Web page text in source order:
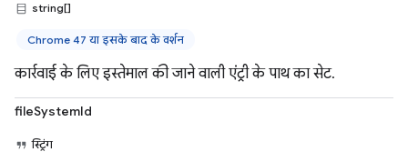
string[]
Chrome 47 या इसके बाद के वर्शन
कार्रवाई के लिए इस्तेमाल की जाने वाली एंट्री के पाथ का सेट.
fileSystemId
स्ट्रिंग